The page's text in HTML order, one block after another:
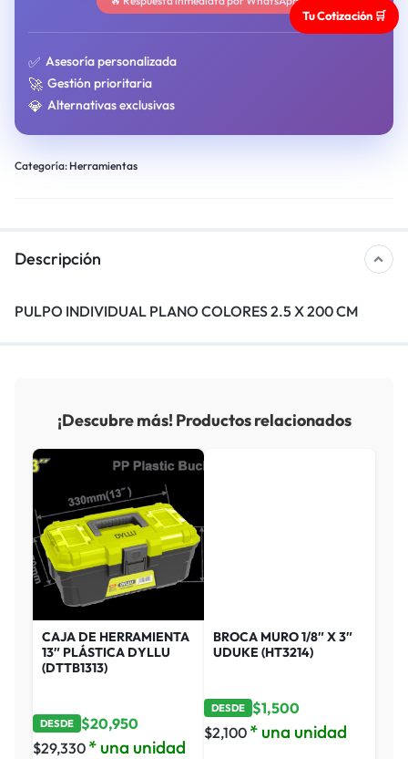
✅ Asesoría personalizada
🚀 Gestión prioritaria
💎 Alternativas exclusivas
Categoría: Herramientas
Descripción
PULPO INDIVIDUAL PLANO COLORES 2.5 X 200 CM
¡Descubre más! Productos relacionados
CAJA DE HERRAMIENTA
13″ PLÁSTICA DYLLU
(DTTB1313)
DESDE $20,950
$29,330 * una unidad
BROCA MURO 1/8″ X 3″
UDUKE (HT3214)
DESDE $1,500
$2,100 * una unidad
Tu Cotización 🛒